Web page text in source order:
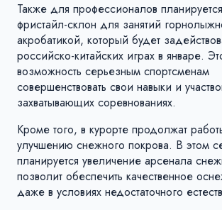
Также для профессионалов
фристайл-склон для занятий
акробатикой, который будет
российско-китайских играх в январе.
возможность серьезным спортсменам
совершенствовать свои навыки и
захватывающих соревнованиях.
Кроме того, в курорте продолжат
улучшению снежного покрова. В этом
планируется увеличение арсенала
позволит обеспечить качественное
даже в условиях недостаточного